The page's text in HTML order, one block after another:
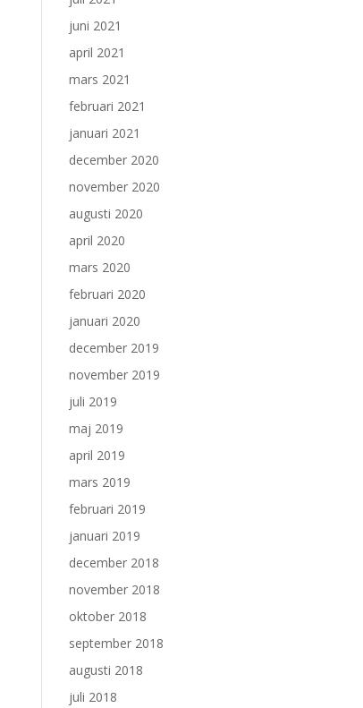
juni 2021
april 2021
mars 2021
februari 2021
januari 2021
december 2020
november 2020
augusti 2020
april 2020
mars 2020
februari 2020
januari 2020
december 2019
november 2019
juli 2019
maj 2019
april 2019
mars 2019
februari 2019
januari 2019
december 2018
november 2018
oktober 2018
september 2018
augusti 2018
juli 2018